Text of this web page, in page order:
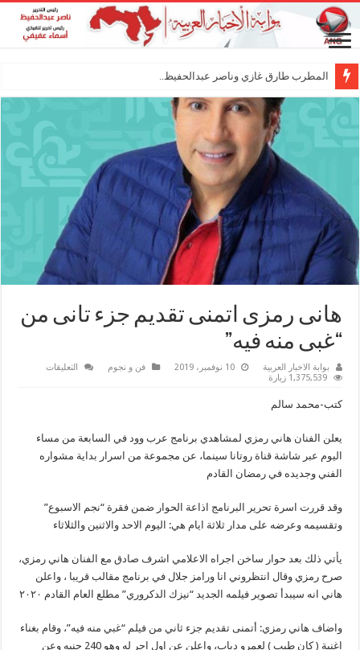
المطرب طارق غازي وناصر عبدالحفيظ.. شراكة فني
هانى رمزى اتمنى تقديم جزء تانى من
“غبى منه فيه”
بوابة الاخبار العربية 10 نوفمبر، 2019 فن و نجوم التعليقات
من
منه
1,375,539 زيارة
كتب-محمد سالم
يعلن الفنان هاني رمزي لمشاهدي برنامج عرب وود في السابعة من مساء
اليوم عبر شاشة قناة روتانا سينما، عن مجموعة من اسرار بداية مشواره
الفني وجديده في رمضان القادم
وقد قررت اسرة تحرير البرنامج اذاعة الحوار ضمن فقرة “نجم الاسبوع”
وتقسيمه وعرضه على مدار ثلاثة ايام هي: اليوم الاحد والاثنين والثلاثاء
يأتي ذلك بعد حوار ساخن اجراه الاعلامي اشرف صادق مع الفنان هاني رمزي،
صرح رمزي وقال انتظروني انا ورامز جلال في برنامج مقالب قريبا ، واعلن
هاني انه سيبدأ تصوير فيلمه الجديد “نيزك الدكروري” مطلع العام القادم ٢٠٢٠
واضاف هاني رمزي: أتمنى تقديم جزء ثاني من فيلم “غبي منه فيه”، وقام بغناء
اغنية ( كان طيب ) لعمرو دياب، واعلن عن اول اجر له وهو 240 جنيه وعن